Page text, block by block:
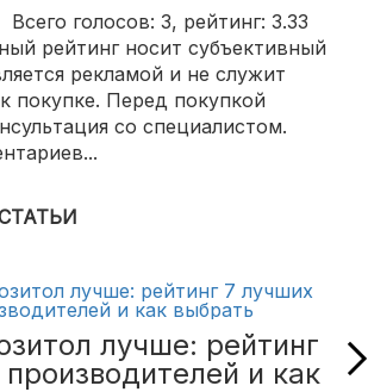
Всего голосов: 3, рейтинг: 3.33
рейтинг носит субъективный
рекламой и не служит
покупке. Перед покупкой
со специалистом.
лучше: рейтинг
и как